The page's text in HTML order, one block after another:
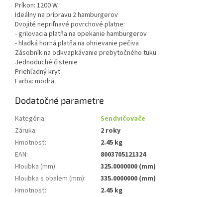
Príkon: 1200 W
Ideálny na prípravu 2 hamburgerov
Dvojité nepriľnavé povrchové platne:
- grilovacia platňa na opekanie hamburgerov
- hladká horná platňa na ohrievanie pečiva
Zásobník na odkvapkávanie prebytočného tuku
Jednoduché čistenie
Priehľadný kryt
Farba: modrá
Dodatočné parametre
Kategória:
Sendvičovače
Záruka:
2 roky
Hmotnosť:
2.45 kg
EAN:
8003705121324
Hloubka (mm):
325.0000000 (mm)
Hloubka s obalem (mm):
335.0000000 (mm)
Hmotnosť:
2.45 kg